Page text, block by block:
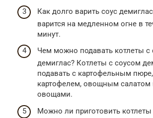
Как долго варить соус
варится на медленном огне в
минут.
Чем можно подавать котлеты с
демиглас? Котлеты с соусом
подавать с картофельным
картофелем, овощным
овощами.
Можно ли приготовить